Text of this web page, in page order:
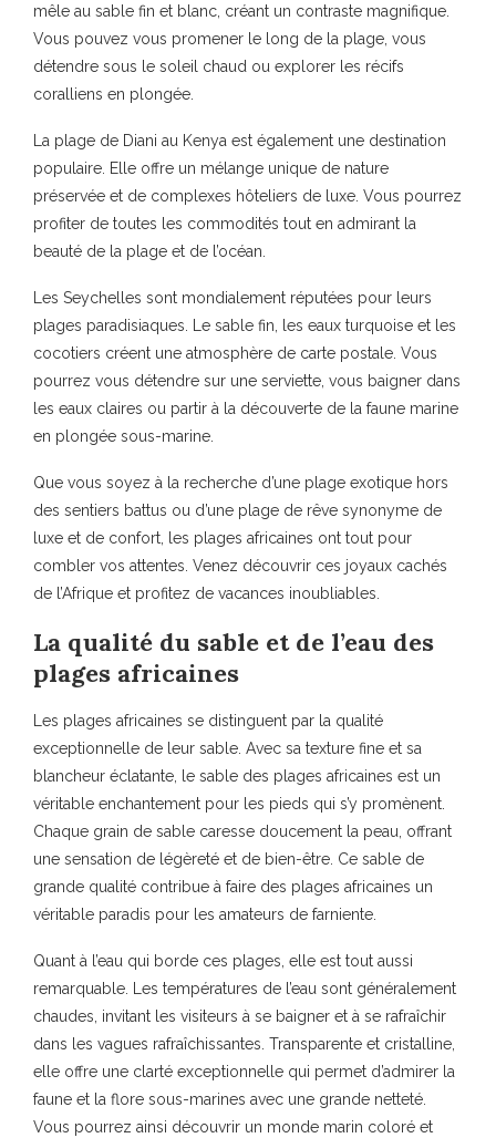
mêle au sable fin et blanc, créant un contraste magnifique.
Vous pouvez vous promener le long de la plage, vous
détendre sous le soleil chaud ou explorer les récifs
coralliens en plongée.
La plage de Diani au Kenya est également une destination
populaire. Elle offre un mélange unique de nature
préservée et de complexes hôteliers de luxe. Vous pourrez
profiter de toutes les commodités tout en admirant la
beauté de la plage et de l’océan.
Les Seychelles sont mondialement réputées pour leurs
plages paradisiaques. Le sable fin, les eaux turquoise et les
cocotiers créent une atmosphère de carte postale. Vous
pourrez vous détendre sur une serviette, vous baigner dans
les eaux claires ou partir à la découverte de la faune marine
en plongée sous-marine.
Que vous soyez à la recherche d’une plage exotique hors
des sentiers battus ou d’une plage de rêve synonyme de
luxe et de confort, les plages africaines ont tout pour
combler vos attentes. Venez découvrir ces joyaux cachés
de l’Afrique et profitez de vacances inoubliables.
La qualité du sable et de l’eau des
plages africaines
Les plages africaines se distinguent par la qualité
exceptionnelle de leur sable. Avec sa texture fine et sa
blancheur éclatante, le sable des plages africaines est un
véritable enchantement pour les pieds qui s’y promènent.
Chaque grain de sable caresse doucement la peau, offrant
une sensation de légèreté et de bien-être. Ce sable de
grande qualité contribue à faire des plages africaines un
véritable paradis pour les amateurs de farniente.
Quant à l’eau qui borde ces plages, elle est tout aussi
remarquable. Les températures de l’eau sont généralement
chaudes, invitant les visiteurs à se baigner et à se rafraîchir
dans les vagues rafraîchissantes. Transparente et cristalline,
elle offre une clarté exceptionnelle qui permet d’admirer la
faune et la flore sous-marines avec une grande netteté.
Vous pourrez ainsi découvrir un monde marin coloré et